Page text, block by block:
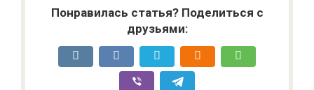
Понравилась статья? Поделиться с
друзьями: